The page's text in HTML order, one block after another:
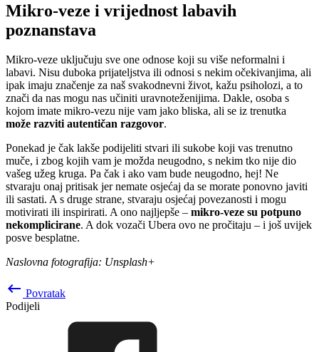
Mikro-veze i vrijednost labavih
poznanstava
Mikro-veze uključuju sve one odnose koji su više neformalni i
labavi. Nisu duboka prijateljstva ili odnosi s nekim očekivanjima, ali
ipak imaju značenje za naš svakodnevni život, kažu psiholozi, a to
znači da nas mogu nas učiniti uravnoteženijima. Dakle, osoba s
kojom imate mikro-vezu nije vam jako bliska, ali se iz trenutka
može razviti autentičan razgovor.
Ponekad je čak lakše podijeliti stvari ili sukobe koji vas trenutno
muče, i zbog kojih vam je možda neugodno, s nekim tko nije dio
vašeg užeg kruga. Pa čak i ako vam bude neugodno, hej! Ne
stvaraju onaj pritisak jer nemate osjećaj da se morate ponovno javiti
ili sastati. A s druge strane, stvaraju osjećaj povezanosti i mogu
motivirati ili inspirirati. A ono najljepše – mikro-veze su potpuno
nekomplicirane. A dok vozači Ubera ovo ne pročitaju – i još uvijek
posve besplatne.
Naslovna fotografija: Unsplash+
keyboard_backspace Povratak
Podijeli